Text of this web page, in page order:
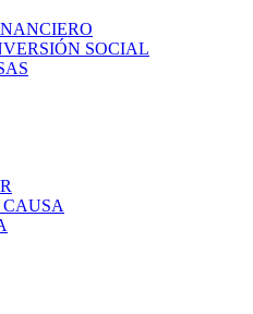
SOCIAL